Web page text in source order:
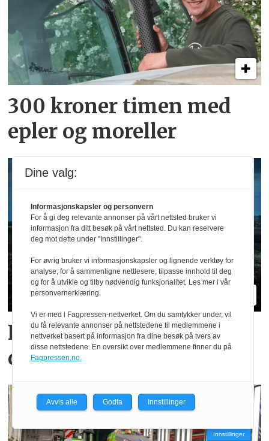
300 kroner timen med
epler og moreller
Hvilke merker er størst i
ditt fylke?
Innstillinger
Dine valg:
Informasjonskapsler og personvern
For å gi deg relevante annonser på vårt nettsted bruker vi
informasjon fra ditt besøk på vårt nettsted. Du kan reservere
deg mot dette under "Innstillinger".
For øvrig bruker vi informasjonskapsler og lignende verktøy for
analyse, for å sammenligne nettlesere, tilpasse innhold til deg
og for å utvikle og tilby nødvendig funksjonalitet. Les mer i vår
personvernerklæring.
Vi er med i Fagpressen-nettverket. Om du samtykker under, vil
du få relevante annonser på nettstedene til medlemmene i
nettverket basert på informasjon fra dine besøk på tvers av
disse nettstedene. En oversikt over medlemmene finner du på
Fagpressen.no.
Avvis alle Godta Innstillinger